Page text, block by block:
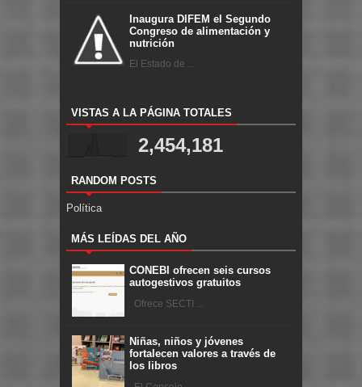
Inaugura DIFEM el Segundo
Congreso de alimentación y
nutrición
El Estado de ...
VISTAS A LA PÁGINA TOTALES
2,454,181
RANDOM POSTS
Política
MÁS LEÍDAS DEL AÑO
CONEBI ofrecen seis cursos
autogestivos gratuitos
Ofrece SECTI ...
Niñas, niños y jóvenes
fortalecen valores a través de
los libros